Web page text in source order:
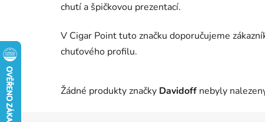
chutí a špičkovou prezentací.
V Cigar Point tuto značku doporučujeme
chuťového profilu.
Žádné produkty značky Davidoff nebyly